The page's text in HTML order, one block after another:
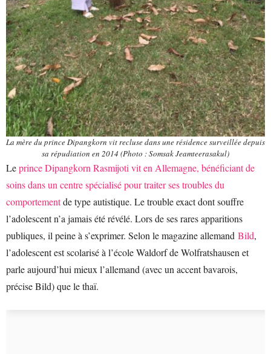
La mère du prince Dipangkorn vit recluse dans une résidence surveillée depuis
sa répudiation en 2014 (Photo : Somsak Jeamteerasakul)
Leprince Dipangkorn Rasmijoti vit en Allemagne, bénéficiant de
soins dans un centre spécialisé pour traiter ses troubles du
comportementde type autistique. Le trouble exact dont souffre
l’adolescent n’a jamais été révélé. Lors de ses rares apparitions
publiques, il peine à s’exprimer. Selon le magazine allemand Bild,
l’adolescent est scolarisé à l’école Waldorf de Wolfratshausen et
parle aujourd’hui mieux l’allemand (avec un accent bavarois,
précise Bild) que le thaï.